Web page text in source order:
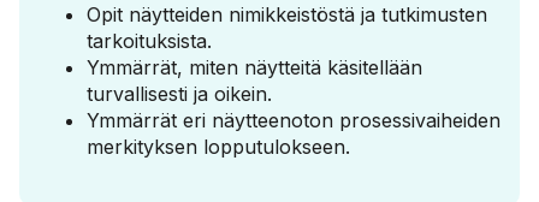
Opit näytteiden nimikkeistöstä ja tutkimusten
tarkoituksista.
Ymmärrät, miten näytteitä käsitellään
turvallisesti ja oikein.
Ymmärrät eri näytteenoton prosessivaiheiden
merkityksen lopputulokseen.